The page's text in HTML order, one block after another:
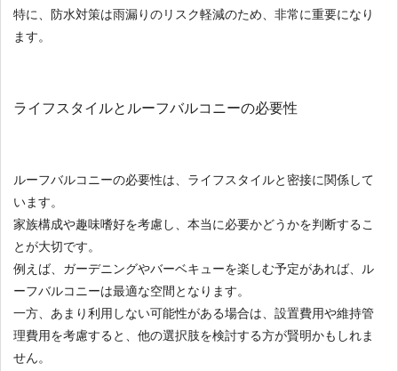
特に、防水対策は雨漏りのリスク軽減のため、非常に重要になり
ます。
ライフスタイルとルーフバルコニーの必要性
ルーフバルコニーの必要性は、ライフスタイルと密接に関係して
います。
家族構成や趣味嗜好を考慮し、本当に必要かどうかを判断するこ
とが大切です。
例えば、ガーデニングやバーベキューを楽しむ予定があれば、ル
ーフバルコニーは最適な空間となります。
一方、あまり利用しない可能性がある場合は、設置費用や維持管
理費用を考慮すると、他の選択肢を検討する方が賢明かもしれま
せん。